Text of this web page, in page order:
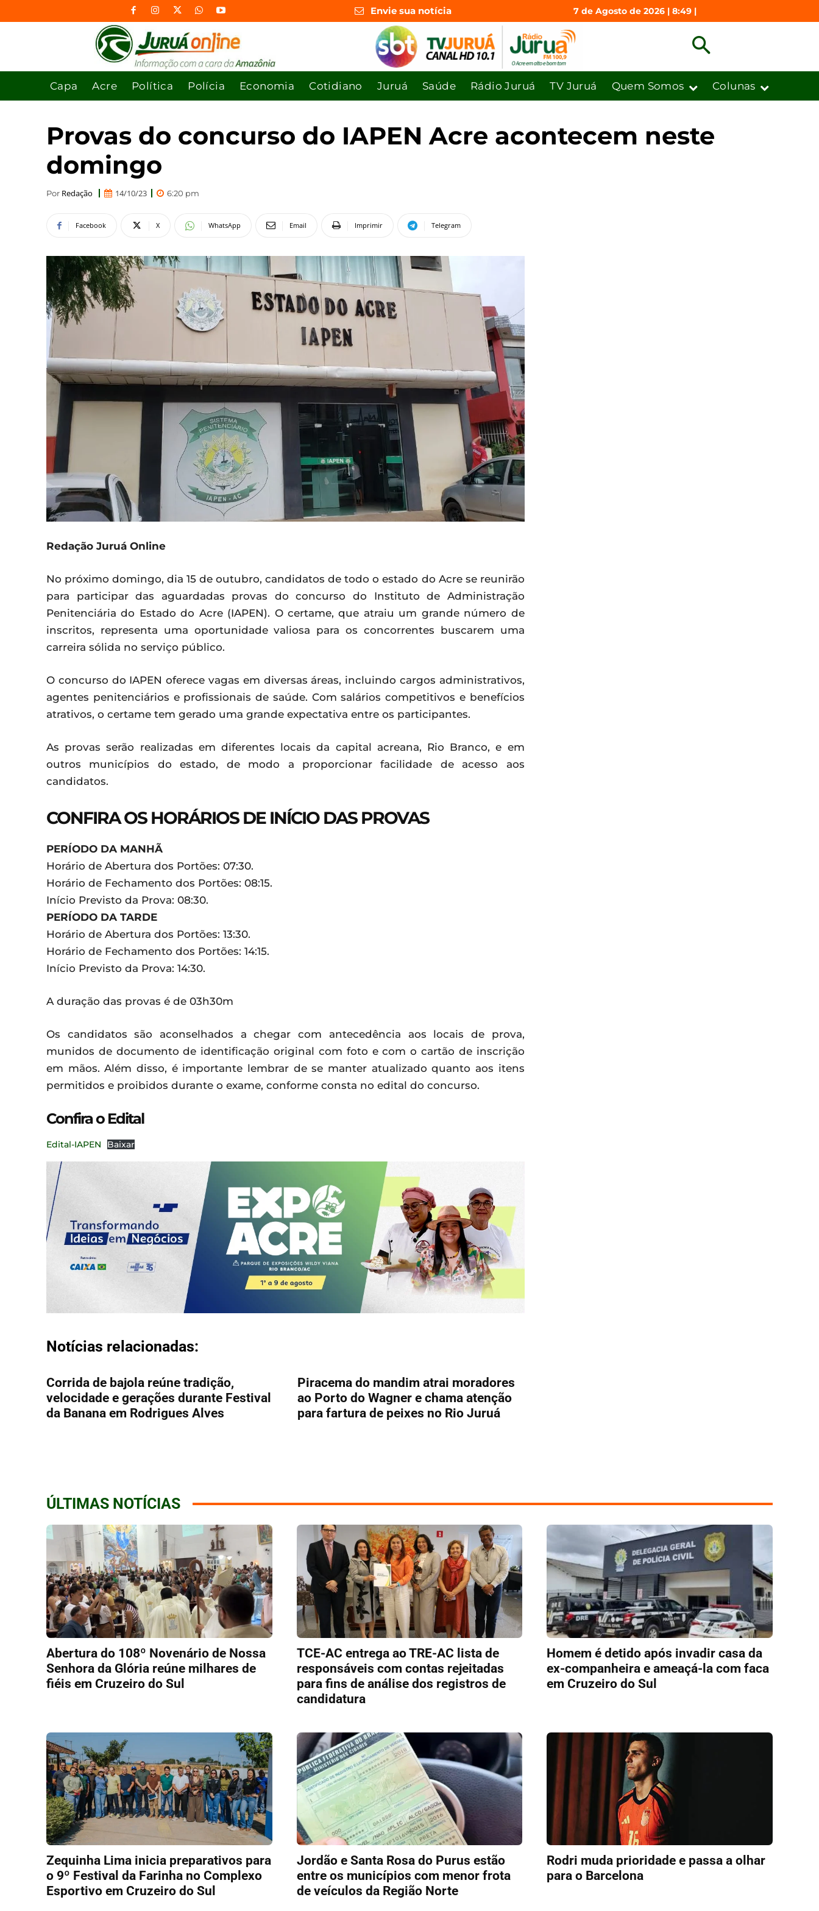
Envie sua notícia 7 de Agosto de 2026 | 8:49 |
Capa Acre Política Polícia Economia Cotidiano Juruá Saúde Rádio Juruá TV Juruá Quem Somos Colunas
Provas do concurso do IAPEN Acre acontecem neste
domingo
Por Redação 14/10/23 6:20 pm
Facebook X WhatsApp Email Imprimir Telegram
Redação Juruá Online
No próximo domingo, dia 15 de outubro, candidatos de todo o estado do Acre se reunirão
para participar das aguardadas provas do concurso do Instituto de Administração
Penitenciária do Estado do Acre (IAPEN). O certame, que atraiu um grande número de
inscritos, representa uma oportunidade valiosa para os concorrentes buscarem uma
carreira sólida no serviço público.
O concurso do IAPEN oferece vagas em diversas áreas, incluindo cargos administrativos,
agentes penitenciários e profissionais de saúde. Com salários competitivos e benefícios
atrativos, o certame tem gerado uma grande expectativa entre os participantes.
As provas serão realizadas em diferentes locais da capital acreana, Rio Branco, e em
outros municípios do estado, de modo a proporcionar facilidade de acesso aos
candidatos.
CONFIRA OS HORÁRIOS DE INÍCIO DAS PROVAS
PERÍODO DA MANHÃ
Horário de Abertura dos Portões: 07:30.
Horário de Fechamento dos Portões: 08:15.
Início Previsto da Prova: 08:30.
PERÍODO DA TARDE
Horário de Abertura dos Portões: 13:30.
Horário de Fechamento dos Portões: 14:15.
Início Previsto da Prova: 14:30.
A duração das provas é de 03h30m
Os candidatos são aconselhados a chegar com antecedência aos locais de prova,
munidos de documento de identificação original com foto e com o cartão de inscrição
em mãos. Além disso, é importante lembrar de se manter atualizado quanto aos itens
permitidos e proibidos durante o exame, conforme consta no edital do concurso.
Confira o Edital
Edital-IAPEN Baixar
Notícias relacionadas:
Corrida de bajola reúne tradição,
velocidade e gerações durante Festival
da Banana em Rodrigues Alves
Piracema do mandim atrai moradores
ao Porto do Wagner e chama atenção
para fartura de peixes no Rio Juruá
ÚLTIMAS NOTÍCIAS
Abertura do 108º Novenário de Nossa
Senhora da Glória reúne milhares de
fiéis em Cruzeiro do Sul
TCE-AC entrega ao TRE-AC lista de
responsáveis com contas rejeitadas
para fins de análise dos registros de
candidatura
Homem é detido após invadir casa da
ex-companheira e ameaçá-la com faca
em Cruzeiro do Sul
Zequinha Lima inicia preparativos para
o 9º Festival da Farinha no Complexo
Esportivo em Cruzeiro do Sul
Jordão e Santa Rosa do Purus estão
entre os municípios com menor frota
de veículos da Região Norte
Rodri muda prioridade e passa a olhar
para o Barcelona